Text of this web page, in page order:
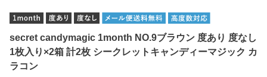
secret candymagic 1month NO.9ブラウン 度あり 度なし
1枚入り×2箱 計2枚 シークレットキャンディーマジック カ
ラコン